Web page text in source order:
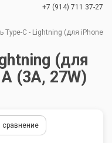
+7 (914) 711 37-27
Type-C - Lightning (для iPhone)
(для
(3A, 27W)